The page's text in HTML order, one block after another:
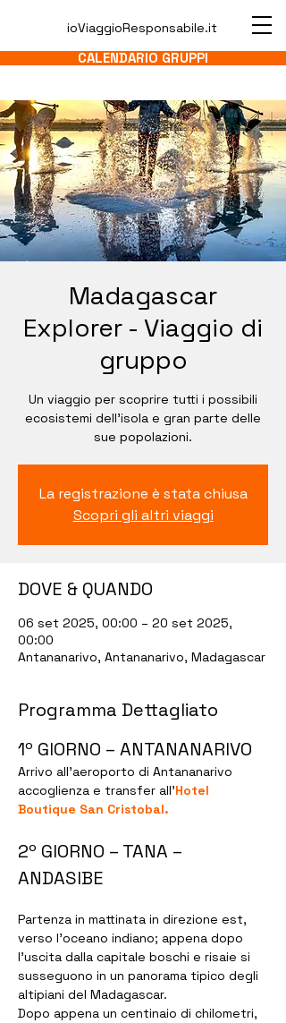
ioViaggioResponsabile.it
CALENDARIO GRUPPI
Madagascar
Explorer - Viaggio di
gruppo
Un viaggio per scoprire tutti i possibili
ecosistemi dell’isola e gran parte delle
sue popolazioni.
La registrazione è stata chiusa
Scopri gli altri viaggi
DOVE & QUANDO
06 set 2025, 00:00 – 20 set 2025,
00:00
Antananarivo, Antananarivo, Madagascar
Programma Dettagliato
1º GIORNO – ANTANANARIVO
Arrivo all’aeroporto di Antananarivo
accoglienza e transfer all’Hotel
Boutique San Cristobal.
2º GIORNO – TANA –
ANDASIBE
Partenza in mattinata in direzione est,
verso l’oceano indiano; appena dopo
l’uscita dalla capitale boschi e risaie si
susseguono in un panorama tipico degli
altipiani del Madagascar.
Dopo appena un centinaio di chilometri,